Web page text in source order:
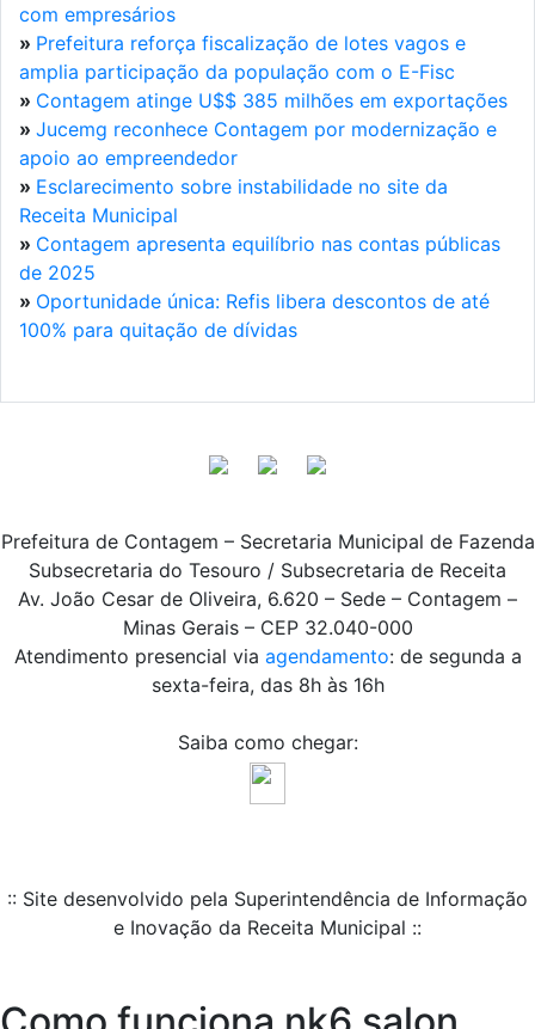
com empresários
» Prefeitura reforça fiscalização de lotes vagos e
amplia participação da população com o E-Fisc
» Contagem atinge U$$ 385 milhões em exportações
» Jucemg reconhece Contagem por modernização e
apoio ao empreendedor
» Esclarecimento sobre instabilidade no site da
Receita Municipal
» Contagem apresenta equilíbrio nas contas públicas
de 2025
» Oportunidade única: Refis libera descontos de até
100% para quitação de dívidas
Prefeitura de Contagem – Secretaria Municipal de Fazenda
Subsecretaria do Tesouro / Subsecretaria de Receita
Av. João Cesar de Oliveira, 6.620 – Sede – Contagem –
Minas Gerais – CEP 32.040-000
Atendimento presencial via agendamento: de segunda a
sexta-feira, das 8h às 16h
Saiba como chegar:
:: Site desenvolvido pela Superintendência de Informação
e Inovação da Receita Municipal ::